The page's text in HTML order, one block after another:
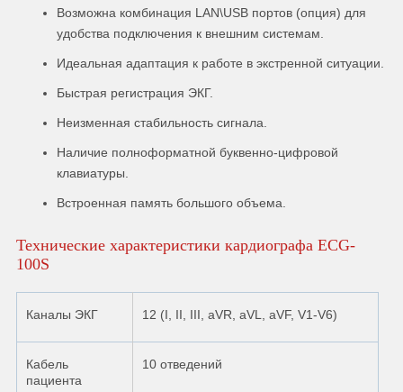
Возможна комбинация LAN\USB портов (опция) для
удобства подключения к внешним системам.
Идеальная адаптация к работе в экстренной ситуации.
Быстрая регистрация ЭКГ.
Неизменная стабильность сигнала.
Наличие полноформатной буквенно-цифровой
клавиатуры.
Встроенная память большого объема.
Технические характеристики кардиографа ECG-
100S
Каналы ЭКГ 12 (I, II, III, aVR, aVL, aVF, V1-V6)
Кабель
пациента
10 отведений